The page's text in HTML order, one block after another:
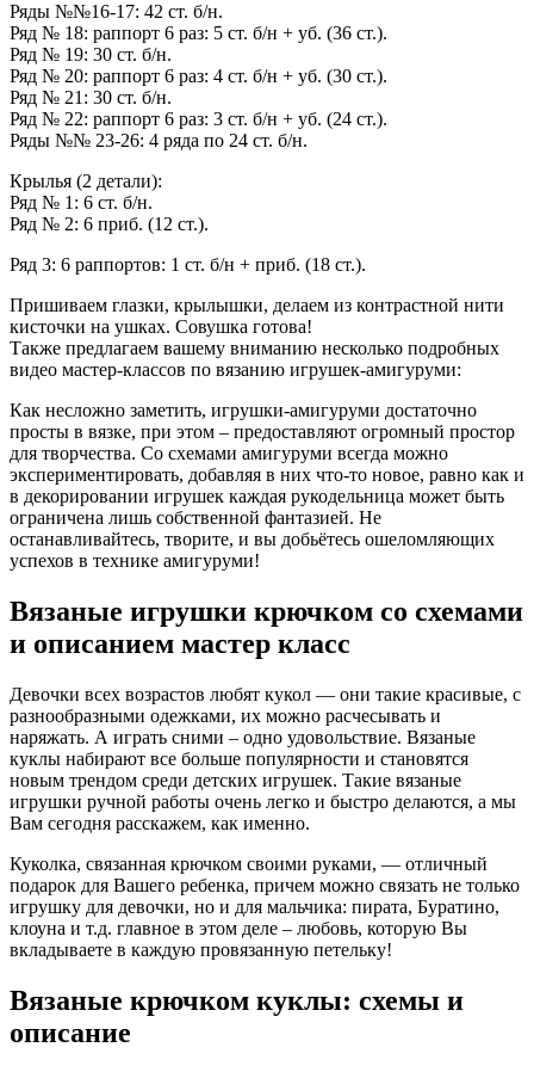
Ряды №№16-17: 42 ст. б/н.
Ряд № 18: раппорт 6 раз: 5 ст. б/н + уб. (36 ст.).
Ряд № 19: 30 ст. б/н.
Ряд № 20: раппорт 6 раз: 4 ст. б/н + уб. (30 ст.).
Ряд № 21: 30 ст. б/н.
Ряд № 22: раппорт 6 раз: 3 ст. б/н + уб. (24 ст.).
Ряды №№ 23-26: 4 ряда по 24 ст. б/н.
Крылья (2 детали):
Ряд № 1: 6 ст. б/н.
Ряд № 2: 6 приб. (12 ст.).
Ряд 3: 6 раппортов: 1 ст. б/н + приб. (18 ст.).
Пришиваем глазки, крылышки, делаем из контрастной нити
кисточки на ушках. Совушка готова!
Также предлагаем вашему вниманию несколько подробных
видео мастер-классов по вязанию игрушек-амигуруми:
Как несложно заметить, игрушки-амигуруми достаточно
просты в вязке, при этом – предоставляют огромный простор
для творчества. Со схемами амигуруми всегда можно
экспериментировать, добавляя в них что-то новое, равно как и
в декорировании игрушек каждая рукодельница может быть
ограничена лишь собственной фантазией. Не
останавливайтесь, творите, и вы добьётесь ошеломляющих
успехов в технике амигуруми!
Вязаные игрушки крючком со схемами
и описанием мастер класс
Девочки всех возрастов любят кукол — они такие красивые, с
разнообразными одежками, их можно расчесывать и
наряжать. А играть сними – одно удовольствие. Вязаные
куклы набирают все больше популярности и становятся
новым трендом среди детских игрушек. Такие вязаные
игрушки ручной работы очень легко и быстро делаются, а мы
Вам сегодня расскажем, как именно.
Куколка, связанная крючком своими руками, — отличный
подарок для Вашего ребенка, причем можно связать не только
игрушку для девочки, но и для мальчика: пирата, Буратино,
клоуна и т.д. главное в этом деле – любовь, которую Вы
вкладываете в каждую провязанную петельку!
Вязаные крючком куклы: схемы и
описание